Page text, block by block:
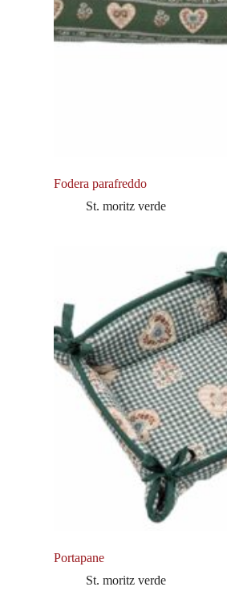
Fodera parafreddo
St. moritz verde
Portapane
St. moritz verde